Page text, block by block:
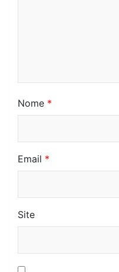
Nome *
Email *
Site